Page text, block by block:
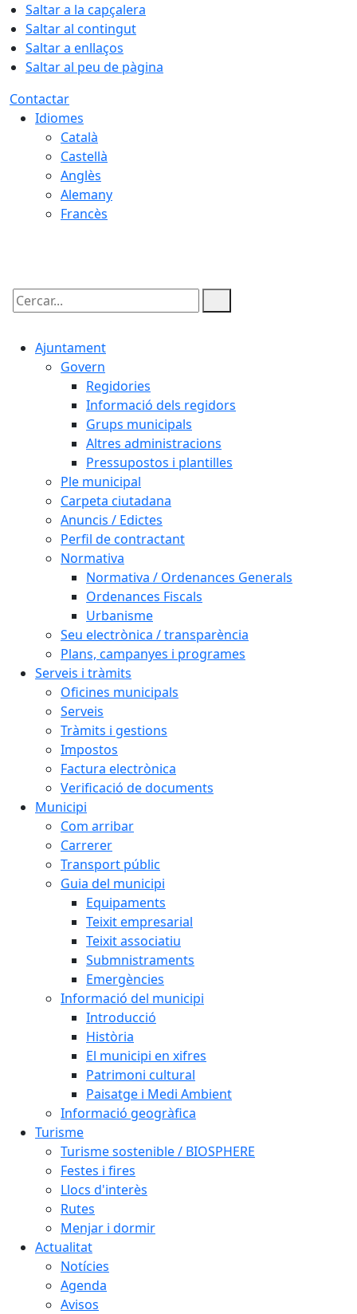
Saltar a la capçalera
Saltar al contingut
Saltar a enllaços
Saltar al peu de pàgina
Contactar
Idiomes
Català
Castellà
Anglès
Alemany
Francès
Cercar:
Ajuntament
Govern
Regidories
Informació dels regidors
Grups municipals
Altres administracions
Pressupostos i plantilles
Ple municipal
Carpeta ciutadana
Anuncis / Edictes
Perfil de contractant
Normativa
Normativa / Ordenances Generals
Ordenances Fiscals
Urbanisme
Seu electrònica / transparència
Plans, campanyes i programes
Serveis i tràmits
Oficines municipals
Serveis
Tràmits i gestions
Impostos
Factura electrònica
Verificació de documents
Municipi
Com arribar
Carrerer
Transport públic
Guia del municipi
Equipaments
Teixit empresarial
Teixit associatiu
Submnistraments
Emergències
Informació del municipi
Introducció
Història
El municipi en xifres
Patrimoni cultural
Paisatge i Medi Ambient
Informació geogràfica
Turisme
Turisme sostenible / BIOSPHERE
Festes i fires
Llocs d'interès
Rutes
Menjar i dormir
Actualitat
Notícies
Agenda
Avisos